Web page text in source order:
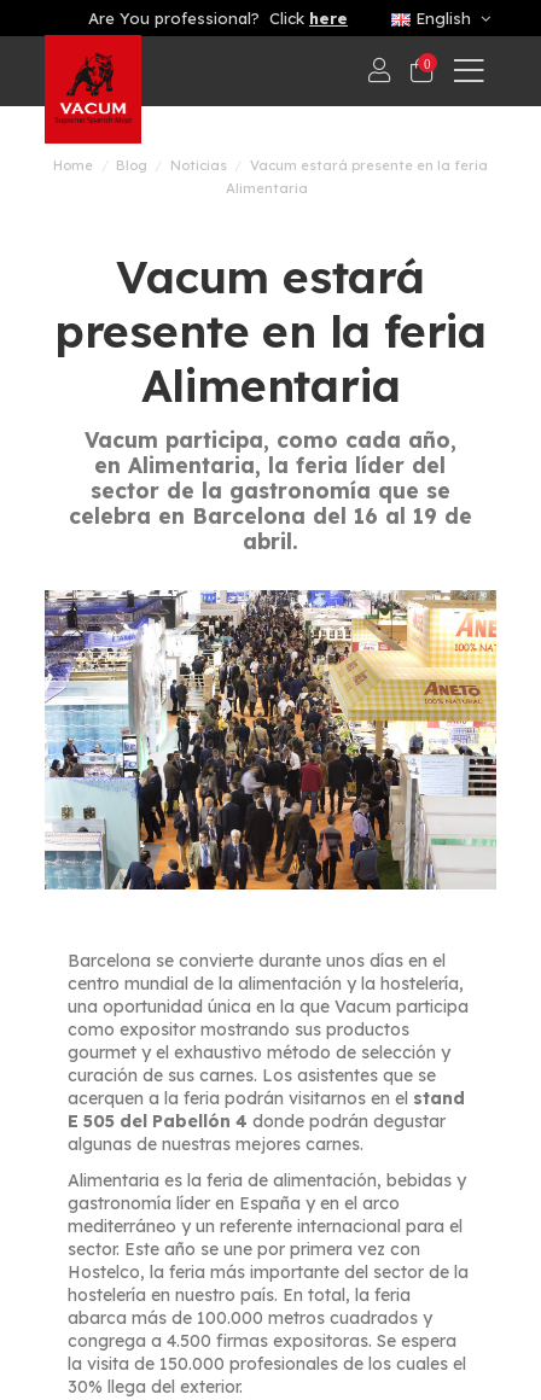
Are You professional? Click here English
0
Home Blog Noticias
Vacum estará presente en la feria
Alimentaria
Vacum estará
presente en la feria
Alimentaria
Vacum participa, como cada año,
en Alimentaria, la feria líder del
sector de la gastronomía que se
celebra en Barcelona del 16 al 19 de
abril.
Barcelona se convierte durante unos días en el
centro mundial de la alimentación y la hostelería,
una oportunidad única en la que Vacum participa
como expositor mostrando sus productos
gourmet y el exhaustivo método de selección y
curación de sus carnes. Los asistentes que se
acerquen a la feria podrán visitarnos en el stand
E 505 del Pabellón 4 donde podrán degustar
algunas de nuestras mejores carnes.
Alimentaria es la feria de alimentación, bebidas y
gastronomía líder en España y en el arco
mediterráneo y un referente internacional para el
sector. Este año se une por primera vez con
Hostelco, la feria más importante del sector de la
hostelería en nuestro país. En total, la feria
abarca más de 100.000 metros cuadrados y
congrega a 4.500 firmas expositoras. Se espera
la visita de 150.000 profesionales de los cuales el
30% llega del exterior.